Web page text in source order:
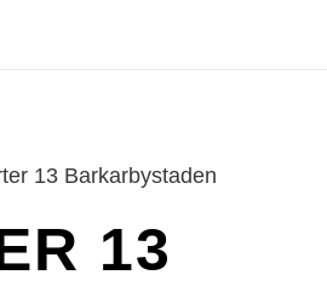
13 Barkarbystaden
13